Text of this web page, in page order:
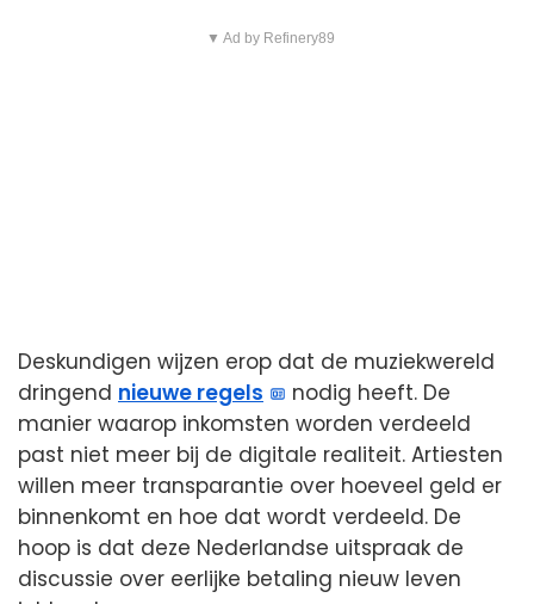
▼ Ad by Refinery89
Deskundigen wijzen erop dat de muziekwereld
dringend nieuwe regels
nodig heeft. De
manier waarop inkomsten worden verdeeld
past niet meer bij de digitale realiteit. Artiesten
willen meer transparantie over hoeveel geld er
binnenkomt en hoe dat wordt verdeeld. De
hoop is dat deze Nederlandse uitspraak de
discussie over eerlijke betaling nieuw leven